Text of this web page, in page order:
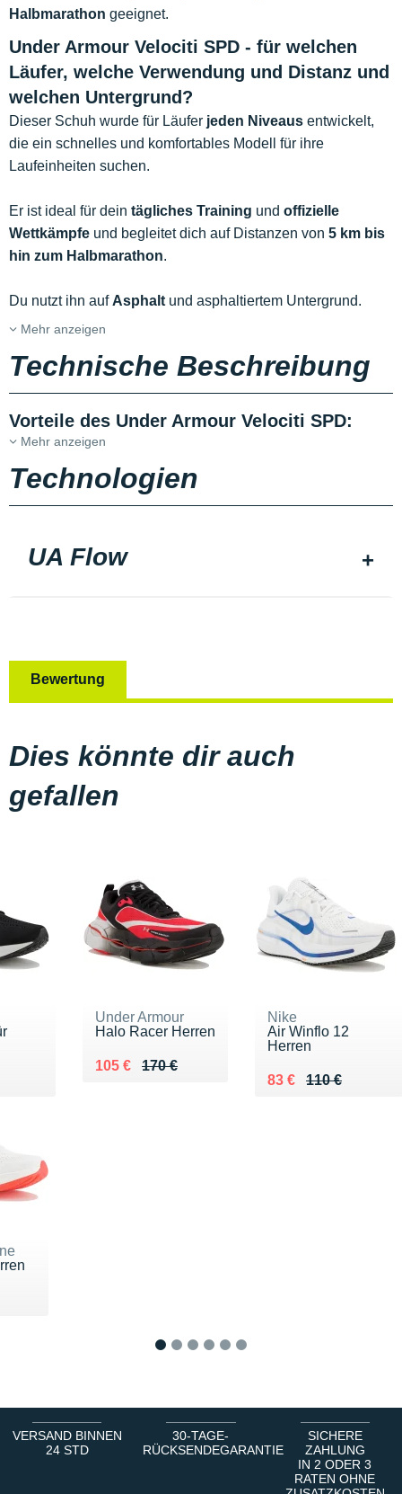
Halbmarathon geeignet.
Under Armour Velociti SPD - für welchen
Läufer, welche Verwendung und Distanz und
welchen Untergrund?
Dieser Schuh wurde für Läufer jeden Niveaus entwickelt,
die ein schnelles und komfortables Modell für ihre
Laufeinheiten suchen.
Er ist ideal für dein tägliches Training und offizielle
Wettkämpfe und begleitet dich auf Distanzen von 5 km bis
hin zum Halbmarathon.
Du nutzt ihn auf Asphalt und asphaltiertem Untergrund.
Mehr anzeigen
Technische Beschreibung
Vorteile des Under Armour Velociti SPD:
Mehr anzeigen
Technologien
UA Flow
Bewertung
Dies könnte dir auch
gefallen
Under Armour
Halo Racer Herren
170 €
Au lieu de 170 €
105 €
Vendu 105 €
Nike
Air Winflo 12
Herren
110 €
Au lieu de 110 €
83 €
Vendu 83 €
VERSAND BINNEN
24 STD
30-TAGE-
RÜCKSENDEGARANTIE
SICHERE
ZAHLUNG
IN 2 ODER 3
RATEN OHNE